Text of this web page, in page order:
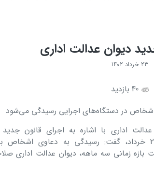
دیوان عدالت اداری
۲۳ خرداد ۱۴۰۲
40 بازدید
اشخاص در دستگاه‌های اجرایی رسیدگی می‌شود
اداری با اشاره به اجرای قانون
آیین‌دادرسی دیوان عدالت اداری از امروز ۲۲ خرداد، گفت: رسیدگی به دعاوی
زمانی سه ماهه، دیوان عدالت اداری